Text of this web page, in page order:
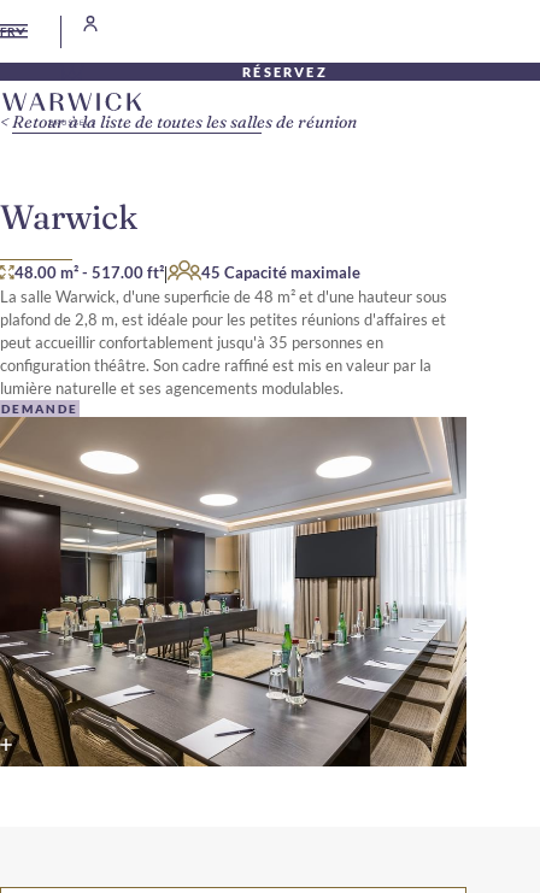
FR
RÉSERVEZ
Warwick
48.00 m²- 517.00 ft²|
45 Capacité maximale
La salle Warwick, d'une superficie de 48 m² et d'une hauteur sous
plafond de 2,8 m, est idéale pour les petites réunions d'affaires et
peut accueillir confortablement jusqu'à 35 personnes en
configuration théâtre. Son cadre raffiné est mis en valeur par la
lumière naturelle et ses agencements modulables.
DEMANDE
Retour à la liste de toutes les salles de réunion